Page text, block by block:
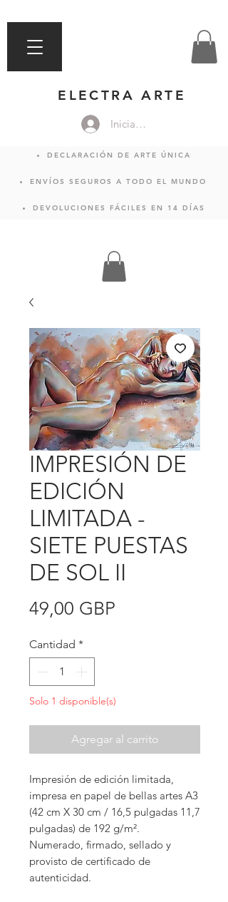
ELECTRA ARTE
Iniciar sesión
DECLARACIÓN DE ARTE ÚNICA
ENVÍOS SEGUROS A TODO EL MUNDO
DEVOLUCIONES FÁCILES EN 14 DÍAS
IMPRESIÓN DE
EDICIÓN
LIMITADA -
SIETE PUESTAS
DE SOL II
49,00 GBP
Cantidad *
Solo 1 disponible(s)
Agregar al carrito
Impresión de edición limitada,
impresa en papel de bellas artes A3
(42 cm X 30 cm / 16,5 pulgadas 11,7
pulgadas) de 192 g/m².
Numerado, firmado, sellado y
provisto de certificado de
autenticidad.